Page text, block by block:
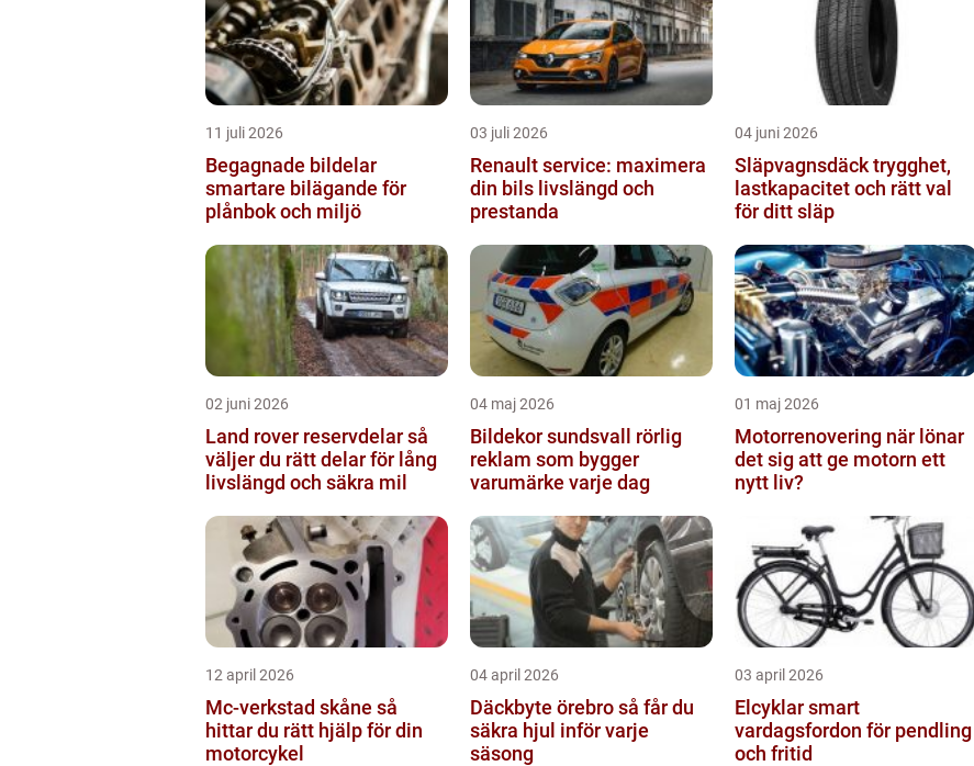
11 juli 2026
Begagnade bildelar
smartare bilägande för
plånbok och miljö
03 juli 2026
Renault service: maximera
din bils livslängd och
prestanda
04 juni 2026
Släpvagnsdäck trygghet,
lastkapacitet och rätt val
för ditt släp
02 juni 2026
Land rover reservdelar så
väljer du rätt delar för lång
livslängd och säkra mil
04 maj 2026
Bildekor sundsvall rörlig
reklam som bygger
varumärke varje dag
01 maj 2026
Motorrenovering när lönar
det sig att ge motorn ett
nytt liv?
12 april 2026
Mc-verkstad skåne så
hittar du rätt hjälp för din
motorcykel
04 april 2026
Däckbyte örebro så får du
säkra hjul inför varje
säsong
03 april 2026
Elcyklar smart
vardagsfordon för pendling
och fritid